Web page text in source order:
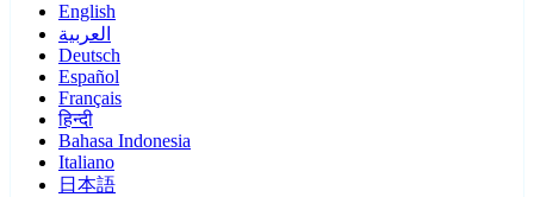
English
العربية
Deutsch
Español
Français
हिन्दी
Bahasa Indonesia
Italiano
日本語